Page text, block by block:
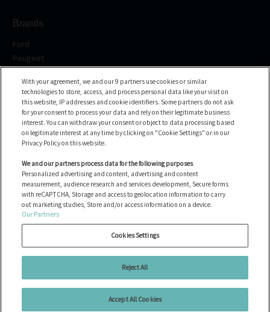
Brands
Ford
Peugeot
Volkswagen
BMW
See all the brands
Yardım merkezi
SSS
Bize ulaşın
Copyright © 2026 Ayvens Carmarket. All Rights Reserved.
Çerez Politikası
Yasal Uyarılar
Tüm araçlar
With your agreement, we and our 9 partners use cookies or similar
technologies to store, access, and process personal data like your visit on
this website, IP addresses and cookie identifiers. Some partners do not ask
for your consent to process your data and rely on their legitimate business
interest. You can withdraw your consent or object to data processing based
on legitimate interest at any time by clicking on "Cookie Settings" or in our
Privacy Policy on this website.
We and our partners process data for the following purposes
Personalized advertising and content, advertising and content
measurement, audience research and services development, Secure forms
with reCAPTCHA, Storage and access to geolocation information to carry
out marketing studies, Store and/or access information on a device.
Our Partners
Cookies Settings
Reject All
Accept All Cookies